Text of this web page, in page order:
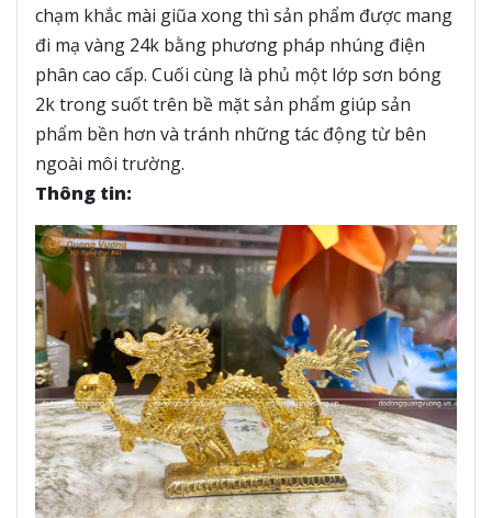
chạm khắc mài giũa xong thì sản phẩm được mang
đi mạ vàng 24k bằng phương pháp nhúng điện
phân cao cấp. Cuối cùng là phủ một lớp sơn bóng
2k trong suốt trên bề mặt sản phẩm giúp sản
phẩm bền hơn và tránh những tác động từ bên
ngoài môi trường.
Thông tin: